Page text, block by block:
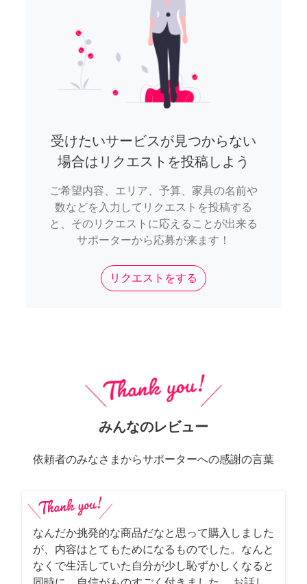
受けたいサービスが見つからない
場合はリクエストを投稿しよう
ご希望内容、エリア、予算、家具の名前や
数などを入力してリクエストを投稿する
と、そのリクエストに応えることが出来る
サポーターから応募が来ます！
リクエストをする
みんなのレビュー
依頼者のみなさまからサポーターへの感謝の言葉
なんだか挑発的な商品だなと思って購入しました
が、内容はとてもためになるものでした。なんと
なくで生活していた自分が少し恥ずかしくなると